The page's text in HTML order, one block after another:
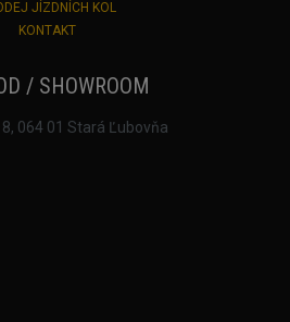
JÍZDNÍCH KOL
KONTAKT
/ SHOWROOM
064 01 Stará Ľubovňa